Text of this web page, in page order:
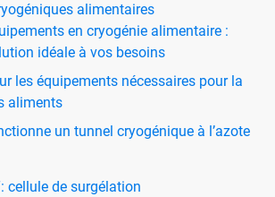
alimentaires
en cryogénie alimentaire :
idéale à vos besoins
les équipements nécessaires pour la
aliments
un tunnel cryogénique à l’azote
cellule de surgélation